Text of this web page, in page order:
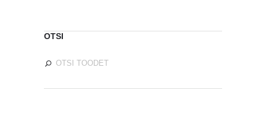
OTSI